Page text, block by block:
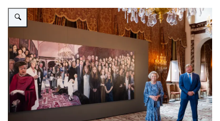
Vergroot afbeelding Uitreiking Koninklijke Prijs voor Vrije Schilderkunst